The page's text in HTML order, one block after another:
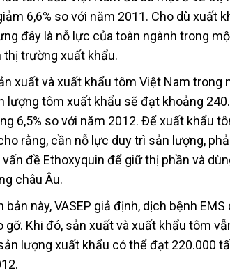
6,6% so với năm 2011. Cho dù xuất
đây là nỗ lực của toàn ngành trong
trường xuất khẩu.
xuất và xuất khẩu tôm Việt Nam trong
lượng tôm xuất khẩu sẽ đạt khoảng
6,5% so với năm 2012. Để xuất khẩu
rằng, cần nỗ lực duy trì sản lượng,
đề Ethoxyquin để giữ thị phần và
châu Âu.
này, VASEP giả định, dịch bệnh EMS
Khi đó, sản xuất và xuất khẩu tôm
lượng xuất khẩu có thể đạt 220.000